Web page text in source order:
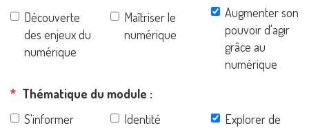
Découverte
des enjeux du
numérique
Maîtriser le
numérique
Augmenter son
pouvoir d'agir
grâce au
numérique
Thématique du module
S'informer
Identité
Explorer de